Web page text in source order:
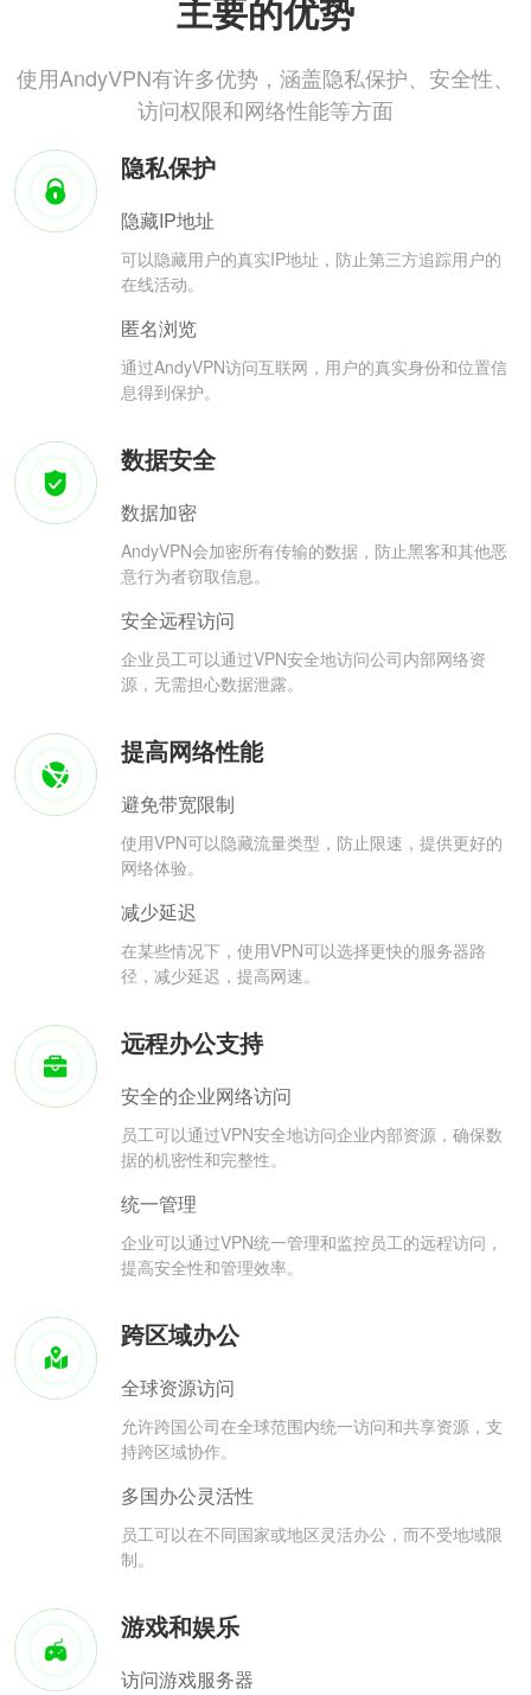
主要的优势
使用AndyVPN有许多优势，涵盖隐私保护、安全性、
访问权限和网络性能等方面
隐私保护
隐藏IP地址
可以隐藏用户的真实IP地址，防止第三方追踪用户的
在线活动。
匿名浏览
通过AndyVPN访问互联网，用户的真实身份和位置信
息得到保护。
数据安全
数据加密
AndyVPN会加密所有传输的数据，防止黑客和其他恶
意行为者窃取信息。
安全远程访问
企业员工可以通过VPN安全地访问公司内部网络资
源，无需担心数据泄露。
提高网络性能
避免带宽限制
使用VPN可以隐藏流量类型，防止限速，提供更好的
网络体验。
减少延迟
在某些情况下，使用VPN可以选择更快的服务器路
径，减少延迟，提高网速。
远程办公支持
安全的企业网络访问
员工可以通过VPN安全地访问企业内部资源，确保数
据的机密性和完整性。
统一管理
企业可以通过VPN统一管理和监控员工的远程访问，
提高安全性和管理效率。
跨区域办公
全球资源访问
允许跨国公司在全球范围内统一访问和共享资源，支
持跨区域协作。
多国办公灵活性
员工可以在不同国家或地区灵活办公，而不受地域限
制。
游戏和娱乐
访问游戏服务器